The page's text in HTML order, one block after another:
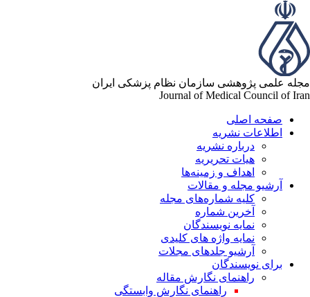
علمی پژوهشی سازمان نظام پزشکی ایران
Journal of Medical Council of
صفحه اصلی
اطلاعات نشریه
درباره نشریه
هیات تحریریه
اهداف و زمینه‌ها
آرشیو مجله و مقالات
کلیه شماره‌های مجله
آخرین شماره
نمایه نویسندگان
نمایه واژه های کلیدی
آرشیو جلدهای مجلات
برای نویسندگان
راهنمای نگارش مقاله
راهنمای نگارش وابستگی